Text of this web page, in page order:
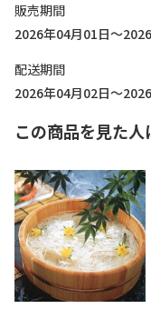
販売期間
2026年04月01日～
配送期間
2026年04月02日～
この商品を見た